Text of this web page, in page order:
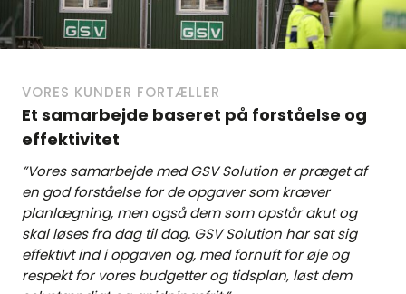
VORES KUNDER FORTÆLLER
Et samarbejde baseret på forståelse og
effektivitet
”Vores samarbejde med GSV Solution er præget af
en god forståelse for de opgaver som kræver
planlægning, men også dem som opstår akut og
skal løses fra dag til dag. GSV Solution har sat sig
effektivt ind i opgaven og, med fornuft for øje og
respekt for vores budgetter og tidsplan, løst dem